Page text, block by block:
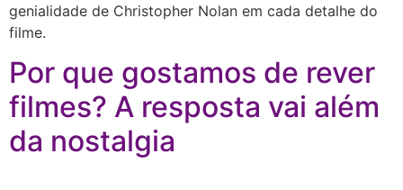
genialidade de Christopher Nolan em cada detalhe do
filme.
Por que gostamos de rever
filmes? A resposta vai além
da nostalgia